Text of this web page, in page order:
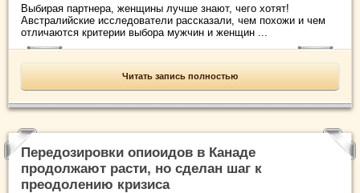
Выбирая партнера, женщины лучше знают, чего хотят!
Австралийские исследователи рассказали, чем похожи и чем
отличаются критерии выбора мужчин и женщин ...
Читать запись полностью
Передозировки опиоидов в Канаде
продолжают расти, но сделан шаг к
преодолению кризиса